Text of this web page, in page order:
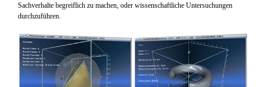
Sachverhalte begreiflich zu machen, oder wissenschaftliche Untersuchungen
durchzuführen.